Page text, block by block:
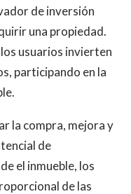
de inversión
una propiedad.
usuarios invierten
participando en la
la compra, mejora y
de
el inmueble, los
de las